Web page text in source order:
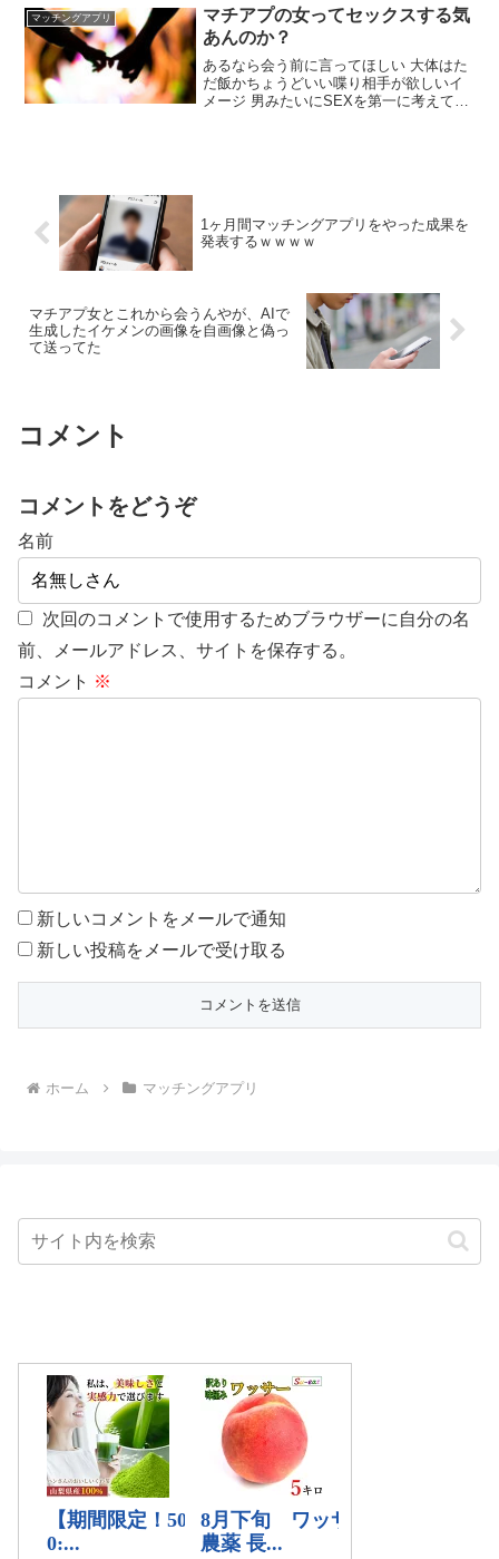
の店行って2回目あるとは限らないんだか
ら 店の予約はしとけよ そうだよな 安い
店で予約あるところか カフェなら軽食あ
るし大丈夫
マッチングアプリ
マチアプの女ってセックスする気
あんのか？
あるなら会う前に言ってほしい 大体はた
だ飯かちょうどいい喋り相手が欲しいイ
メージ 男みたいにSEXを第一に考えてる
1ヶ月間マッチングアプリをやった成果を
発表するｗｗｗｗ
マチアプ女とこれから会うんやが、AIで
生成したイケメンの画像を自画像と偽っ
て送ってた
コメント
コメントをどうぞ
名前
次回のコメントで使用するためブラウザーに自分の名
前、メールアドレス、サイトを保存する。
コメント ※
新しいコメントをメールで通知
新しい投稿をメールで受け取る
ホーム マッチングアプリ